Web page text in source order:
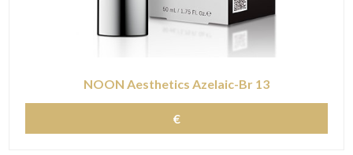
NOON Aesthetics Azelaic-Br 13
€